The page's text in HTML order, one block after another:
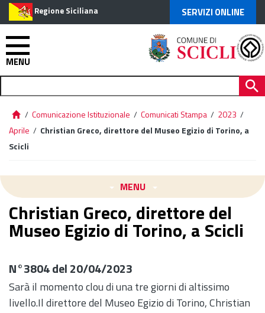
Regione Siciliana SERVIZI ONLINE
MENU
/ Comunicazione Istituzionale / Comunicati Stampa / 2023 /
Aprile / Christian Greco, direttore del Museo Egizio di Torino, a
Scicli
MENU
Christian Greco, direttore del
Museo Egizio di Torino, a Scicli
N°3804 del 20/04/2023
Sarà il momento clou di una tre giorni di altissimo
livello.Il direttore del Museo Egizio di Torino, Christian